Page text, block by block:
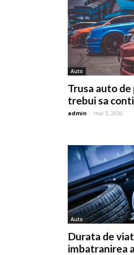
Auto
Trusa auto
trebui sa
admin - mai 5, 2020
Auto
Durata de
imbatranirea